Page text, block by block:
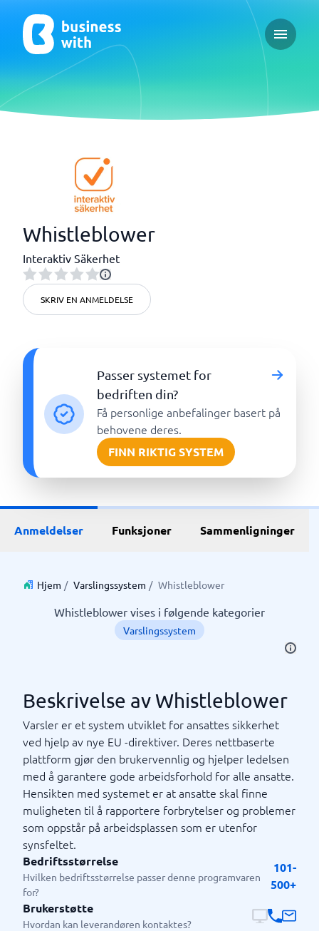
Open
Whistleblower
Interaktiv Säkerhet
SKRIV EN ANMELDELSE
Passer systemet for
bedriften din?
Få personlige anbefalinger basert på
behovene deres.
FINN RIKTIG SYSTEM
Anmeldelser Funksjoner Sammenligninger
Hjem / Varslingssystem / Whistleblower
Whistleblower vises i følgende kategorier
Varslingssystem
Beskrivelse av Whistleblower
Varsler er et system utviklet for ansattes sikkerhet
ved hjelp av nye EU -direktiver. Deres nettbaserte
plattform gjør den brukervennlig og hjelper ledelsen
med å garantere gode arbeidsforhold for alle ansatte.
Hensikten med systemet er at ansatte skal finne
muligheten til å rapportere forbrytelser og problemer
som oppstår på arbeidsplassen som er utenfor
synsfeltet.
Bedriftsstørrelse
Hvilken bedriftsstørrelse passer denne programvaren
for?
101-
500+
Brukerstøtte
Hvordan kan leverandøren kontaktes?